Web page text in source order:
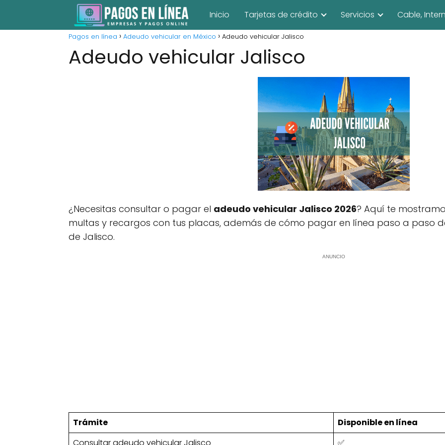
Inicio Tarjetas de crédito Servicios Cable,
Pagos en línea Adeudo vehicular en México Adeudo vehicular Jalisco
Adeudo vehicular Jalisco
¿Necesitas consultar o pagar el adeudo vehicular Jalisco 2026? Aquí te
multas y recargos con tus placas, además de cómo pagar en línea paso a paso
de Jalisco.
ANUNCIO
Trámite
Disponible en línea